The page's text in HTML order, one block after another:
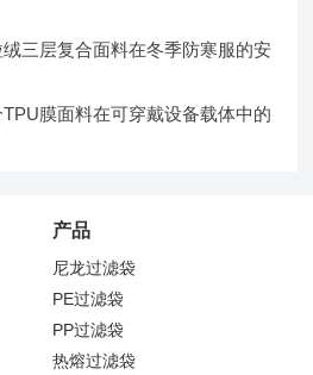
三层复合面料在冬季防寒服的安
膜面料在可穿戴设备载体中的
产品
尼龙过滤袋
PE过滤袋
PP过滤袋
热熔过滤袋